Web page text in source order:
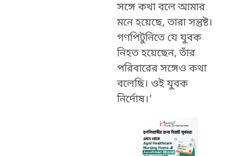
সঙ্গে কথা বলে আমার
মনে হয়েছে, তারা সন্তুষ্ট।
গণপিটুনিতে যে যুবক
নিহত হয়েছেন, তাঁর
পরিবারের সঙ্গেও কথা
বলেছি। ওই যুবক
নির্দোষ।’